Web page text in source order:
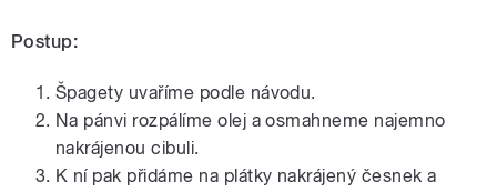
Postup:
Špagety uvaříme podle návodu.
Na pánvi rozpálíme olej a osmahneme najemno
nakrájenou cibuli.
K ní pak přidáme na plátky nakrájený česnek a